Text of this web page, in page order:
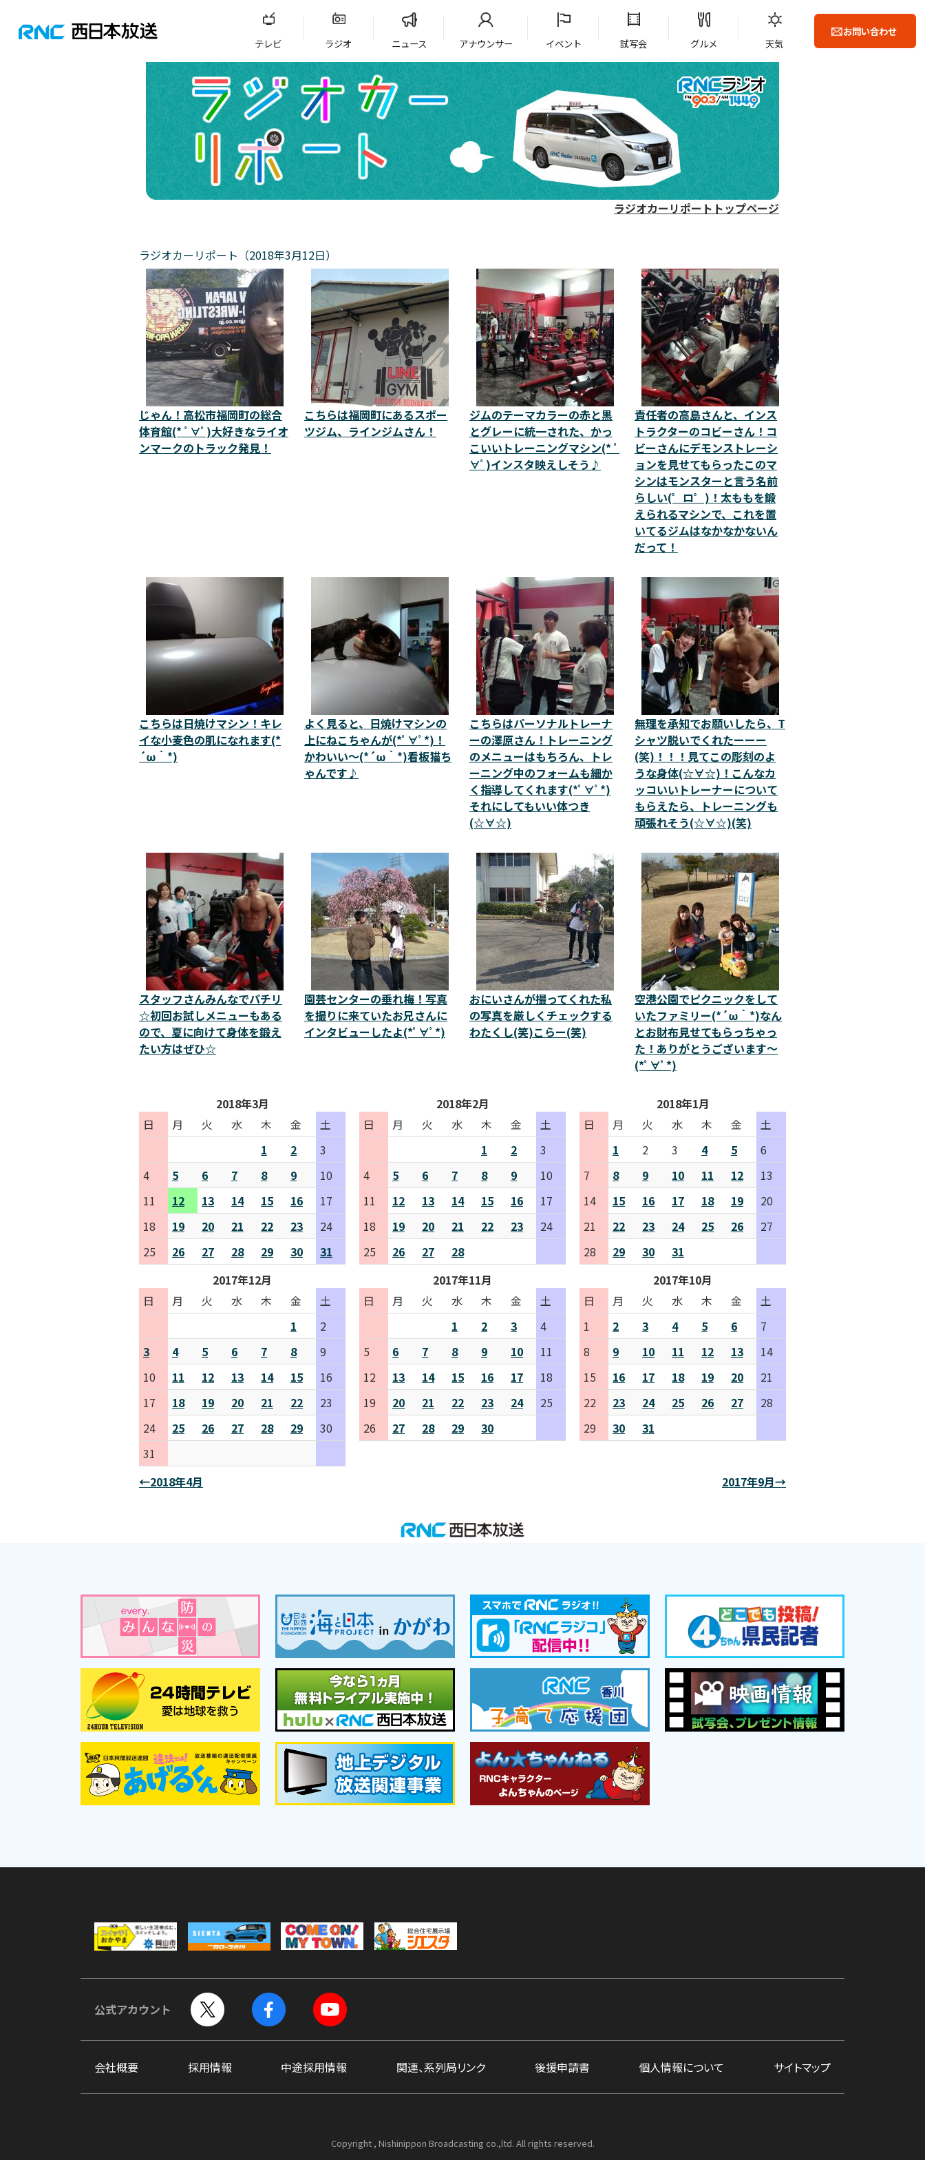
テレビ ラジオ ニュース アナウンサー イベント 試写会 グルメ 天気
お問い合わせ
ラジオカーリポートトップページ
ラジオカーリポート（2018年3月12日）
じゃん！高松市福岡町の総合
体育館(* ﾟ∀ﾟ)大好きなライオ
ンマークのトラック発見！
こちらは福岡町にあるスポー
ツジム、ラインジムさん！
ジムのテーマカラーの赤と黒
とグレーに統一された、かっ
こいいトレーニングマシン(* ﾟ
∀ﾟ)インスタ映えしそう♪
責任者の高島さんと、インス
トラクターのコビーさん！コ
ビーさんにデモンストレーシ
ョンを見せてもらったこのマ
シンはモンスターと言う名前
らしい(゜ロ゜)！太ももを鍛
えられるマシンで、これを置
いてるジムはなかなかないん
だって！
こちらは日焼けマシン！キレ
イな小麦色の肌になれます(*
´ω｀*)
よく見ると、日焼けマシンの
上にねこちゃんが(*ﾟ∀ﾟ*)！
かわいい～(*´ω｀*)看板猫ち
ゃんです♪
こちらはパーソナルトレーナ
ーの澤原さん！トレーニング
のメニューはもちろん、トレ
ーニング中のフォームも細か
く指導してくれます(*ﾟ∀ﾟ*)
それにしてもいい体つき
(☆∀☆)
無理を承知でお願いしたら、T
シャツ脱いでくれたーーー
(笑)！！！見てこの彫刻のよ
うな身体(☆∀☆)！こんなカ
ッコいいトレーナーについて
もらえたら、トレーニングも
頑張れそう(☆∀☆)(笑)
スタッフさんみんなでパチリ
☆初回お試しメニューもある
ので、夏に向けて身体を鍛え
たい方はぜひ☆
園芸センターの垂れ梅！写真
を撮りに来ていたお兄さんに
インタビューしたよ(*ﾟ∀ﾟ*)
おにいさんが撮ってくれた私
の写真を厳しくチェックする
わたくし(笑)こらー(笑)
空港公園でピクニックをして
いたファミリー(*´ω｀*)なん
とお財布見せてもらっちゃっ
た！ありがとうございます～
(*ﾟ∀ﾟ*)
2018年3月
日
月 火 水 木 金
土
1
2
3
4
5 6 7 8 9
10
11
12 13 14 15 16
17
18
19 20 21 22 23
24
25
26 27 28 29 30 31
2018年2月
日
月 火 水 木 金
土
1
2
3
4
5 6 7 8 9
10
11
12 13 14 15 16
17
18
19 20 21 22 23
24
25
26 27 28
2018年1月
日
月 火 水 木 金
土
1
2 3 4 5
6
7
8 9 10 11 12
13
14
15 16 17 18 19
20
21
22 23 24 25 26
27
28
29 30
31
2017年12月
日
月 火 水 木 金
土
1
2
3
4 5 6 7 8
9
10
11 12 13 14 15
16
17
18 19 20 21 22
23
24
25 26 27 28 29
30
31
2017年11月
日
月 火 水 木 金
土
1
2 3
4
5
6 7 8 9 10
11
12
13 14 15 16 17
18
19
20 21 22 23 24
25
26
27 28 29 30
2017年10月
日
月 火 水 木 金
土
1
2 3 4 5 6
7
8
9 10 11 12 13
14
15
16 17 18 19 20
21
22
23 24 25 26 27
28
29
30 31
←2018年4月 2017年9月→
公式アカウント
会社概要 採用情報 中途採用情報 関連、系列局リンク 後援申請書 個人情報について サイトマップ
Copyright , Nishinippon Broadcasting co.,ltd. All rights reserved.